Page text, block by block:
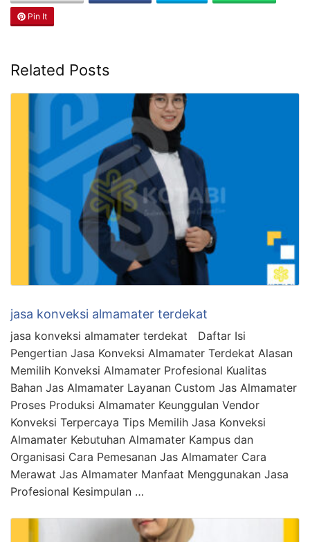
Pin It
Related Posts
jasa konveksi almamater terdekat
jasa konveksi almamater terdekat Daftar Isi
Pengertian Jasa Konveksi Almamater Terdekat Alasan
Memilih Konveksi Almamater Profesional Kualitas
Bahan Jas Almamater Layanan Custom Jas Almamater
Proses Produksi Almamater Keunggulan Vendor
Konveksi Terpercaya Tips Memilih Jasa Konveksi
Almamater Kebutuhan Almamater Kampus dan
Organisasi Cara Pemesanan Jas Almamater Cara
Merawat Jas Almamater Manfaat Menggunakan Jasa
Profesional Kesimpulan …